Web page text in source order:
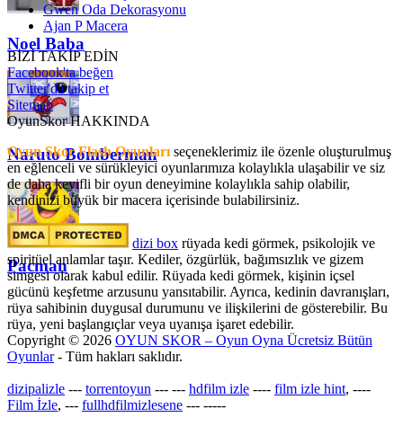
Noel Baba
Naruto Bomberman
Pacman
Gwen Oda Dekorasyonu
Ajan P Macera
BİZİ TAKİP EDİN
Facebook'ta beğen
Twitter'da takip et
Sitemap
OyunSkor HAKKINDA
Oyun Skor Flash Oyunları seçeneklerimiz ile özenle oluşturulmuş
en eğlenceli ve sürükleyici oyunlarımıza kolaylıkla ulaşabilir ve siz
de daha keyifli bir oyun deneyimine kolaylıkla sahip olabilir,
kendinizi büyük bir macera içerisinde bulabilirsiniz.
dizi box rüyada kedi görmek​, psikolojik ve
spiritüel anlamlar taşır. Kediler, özgürlük, bağımsızlık ve gizem
simgesi olarak kabul edilir. Rüyada kedi görmek, kişinin içsel
gücünü keşfetme arzusunu yansıtabilir. Ayrıca, kedinin davranışları,
rüya sahibinin duygusal durumunu ve ilişkilerini de gösterebilir. Bu
rüya, yeni başlangıçlar veya uyanışa işaret edebilir.
Copyright © 2026 OYUN SKOR – Oyun Oyna Ücretsiz Bütün
Oyunlar- Tüm hakları saklıdır.
dizipalizle --- torrentoyun --- --- hdfilm izle ---- film izle hint, ----
Film İzle, --- fullhdfilmizlesene --- -----